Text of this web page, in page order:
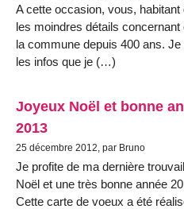
A cette occasion, vous,
les moindres détails concernant
la commune depuis 400 ans.
les infos que je (…)
Joyeux Noël et bonne
2013
25 décembre 2012, par Bruno
Je profite de ma dernière
Noël et une très bonne année
Cette carte de voeux a été